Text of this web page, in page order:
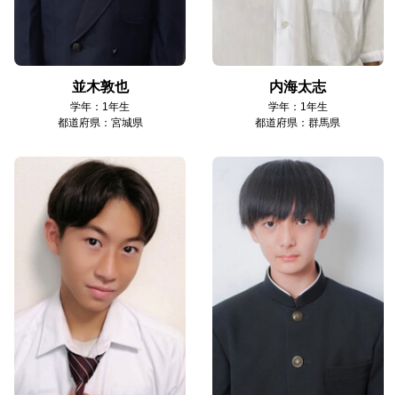
並木敦也
学年：1年生
都道府県：宮城県
内海太志
学年：1年生
都道府県：群馬県